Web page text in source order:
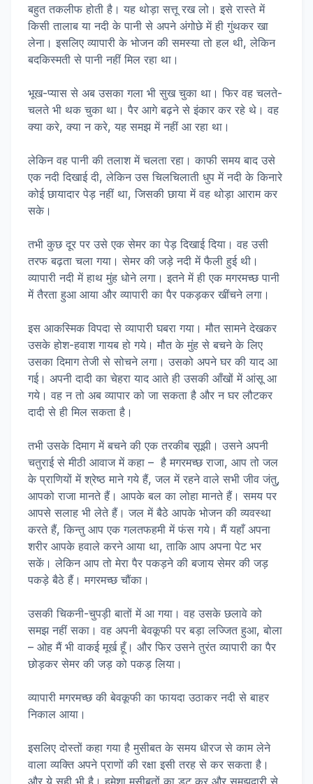
बहुत तकलीफ होती है। यह थोड़ा सत्तू रख लो। इसे रास्ते में
किसी तालाब या नदी के पानी से अपने अंगोछे में ही गुंथकर खा
लेना। इसलिए व्यापारी के भोजन की समस्या तो हल थी, लेकिन
बदकिस्मती से पानी नहीं मिल रहा था।
भूख-प्यास से अब उसका गला भी सुख चुका था। फिर वह चलते-
चलते भी थक चुका था। पैर आगे बढ़ने से इंकार कर रहे थे। वह
क्या करे, क्या न करे, यह समझ में नहीं आ रहा था।
लेकिन वह पानी की तलाश में चलता रहा। काफी समय बाद उसे
एक नदी दिखाई दी, लेकिन उस चिलचिलाती धुप में नदी के किनारे
कोई छायादार पेड़ नहीं था, जिसकी छाया में वह थोड़ा आराम कर
सके।
तभी कुछ दूर पर उसे एक सेमर का पेड़ दिखाई दिया। वह उसी
तरफ बढ़ता चला गया। सेमर की जड़े नदी में फैली हुई थी।
व्यापारी नदी में हाथ मुंह धोने लगा। इतने में ही एक मगरमच्छ पानी
में तैरता हुआ आया और व्यापारी का पैर पकड़कर खींचने लगा।
इस आकस्मिक विपदा से व्यापारी घबरा गया। मौत सामने देखकर
उसके होश-हवाश गायब हो गये। मौत के मुंह से बचने के लिए
उसका दिमाग तेजी से सोचने लगा। उसको अपने घर की याद आ
गई। अपनी दादी का चेहरा याद आते ही उसकी आँखों में आंसू आ
गये। वह न तो अब व्यापार को जा सकता है और न घर लौटकर
दादी से ही मिल सकता है।
तभी उसके दिमाग में बचने की एक तरकीब सूझी। उसने अपनी
चतुराई से मीठी आवाज में कहा – है मगरमच्छ राजा, आप तो जल
के प्राणियों में श्रेष्ठ माने गये हैं, जल में रहने वाले सभी जीव जंतु,
आपको राजा मानते हैं। आपके बल का लोहा मानते हैं। समय पर
आपसे सलाह भी लेते हैं। जल में बैठे आपके भोजन की व्यवस्था
करते हैं, किन्तु आप एक गलतफहमी में फंस गये। मैं यहाँ अपना
शरीर आपके हवाले करने आया था, ताकि आप अपना पेट भर
सकें। लेकिन आप तो मेरा पैर पकड़ने की बजाय सेमर की जड़
पकड़े बैठे हैं। मगरमच्छ चौंका।
उसकी चिकनी-चुपड़ी बातों में आ गया। वह उसके छलावे को
समझ नहीं सका। वह अपनी बेवकूफी पर बड़ा लज्जित हुआ, बोला
– ओह मैं भी वाकई मूर्ख हूँ। और फिर उसने तुरंत व्यापारी का पैर
छोड़कर सेमर की जड़ को पकड़ लिया।
व्यापारी मगरमच्छ की बेवकूफी का फायदा उठाकर नदी से बाहर
निकाल आया।
इसलिए दोस्तों कहा गया है मुसीबत के समय धीरज से काम लेने
वाला व्यक्ति अपने प्राणों की रक्षा इसी तरह से कर सकता है।
और ये सही भी है। हमेशा मुसीबतों का डट कर और समझदारी से